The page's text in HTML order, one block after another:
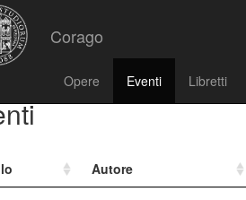
Corago
Opere Eventi Libretti
Autore